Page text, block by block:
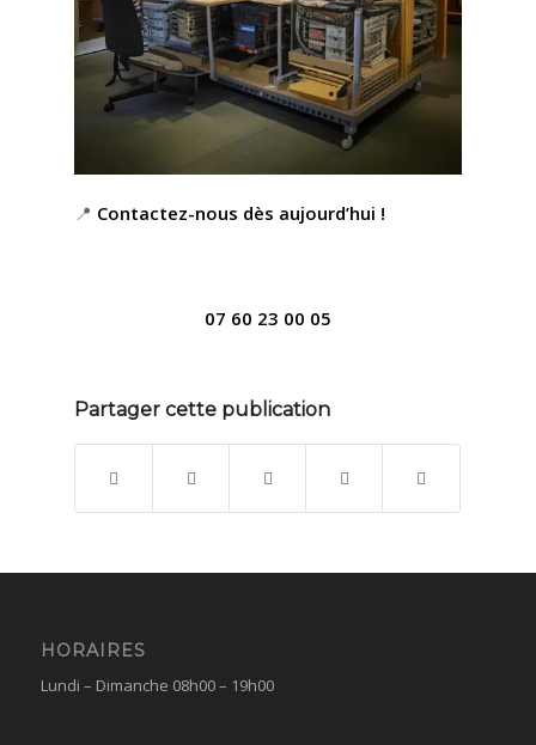
📍 Contactez-nous dès aujourd’hui !
07 60 23 00 05
Partager cette publication
HORAIRES
Lundi – Dimanche 08h00 – 19h00